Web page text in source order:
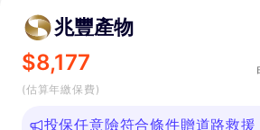
兆豐產物
$8,177
(估算年繳保費)
投保任意險符合條件贈道路救援